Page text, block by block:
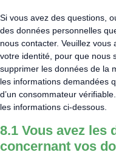
Si vous avez des questions,
des données personnelles
nous contacter. Veuillez
votre identité, pour que nous
supprimer les données de la
les informations demandées
d’un consommateur
les informations ci-dessous.
8.1 Vous avez les
concernant vos